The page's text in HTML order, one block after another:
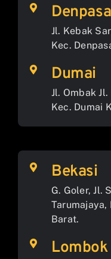
Jl. Kebak
Kec.
Dumai
Jl. Ombak
Kec. Dumai
Bekasi
G. Goler, Jl.
Tarumajaya,
Barat.
Lombok